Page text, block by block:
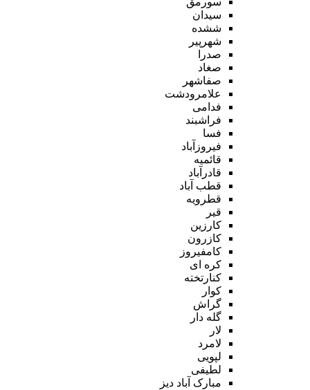
سیدان
ششده
شهرپیر
صدرا
صغاد
صفاشهر
علامرودشت
فدامی
فراشبند
فسا
فیروزآباد
قائمیه
قادرآباد
قطب آباد
قطرویه
قیر
کارزین
کازرون
کامفیروز
کره ای
کنارتخته
کوار
گراش
گله دار
لار
لامرد
لپویی
لطیفی
مبارک آباد دیز